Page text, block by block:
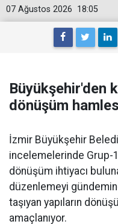
18:05
07 Ağustos 2026
Büyükşehir'den
dönüşüm
İzmir Büyükşehir
incelemelerinde Grup-
dönüşüm ihtiyacı
düzenlemeyi
taşıyan yapıların
amaçlanıyor.